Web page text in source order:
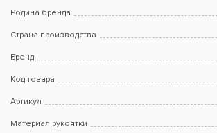
Родина бренда
Страна производства
Бренд
Код товара
Артикул
Материал рукоятки